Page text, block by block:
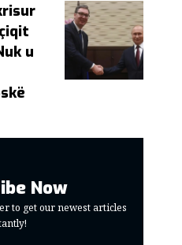
u
Now
to get our newest articles